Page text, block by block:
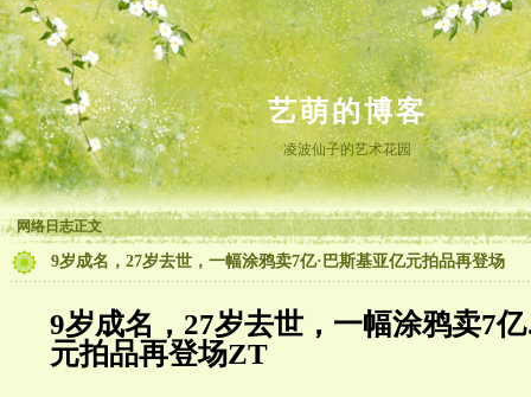
艺萌的博客
凌波仙子的艺术花园
网络日志正文
9岁成名，27岁去世，一幅涂鸦卖7亿·巴斯基亚亿元拍品再登场
9岁成名，27岁去世，一幅涂鸦卖7
元拍品再登场ZT